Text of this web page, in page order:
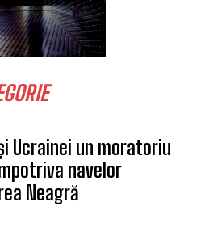
Ucrainei un moratoriu
navelor
Neagră